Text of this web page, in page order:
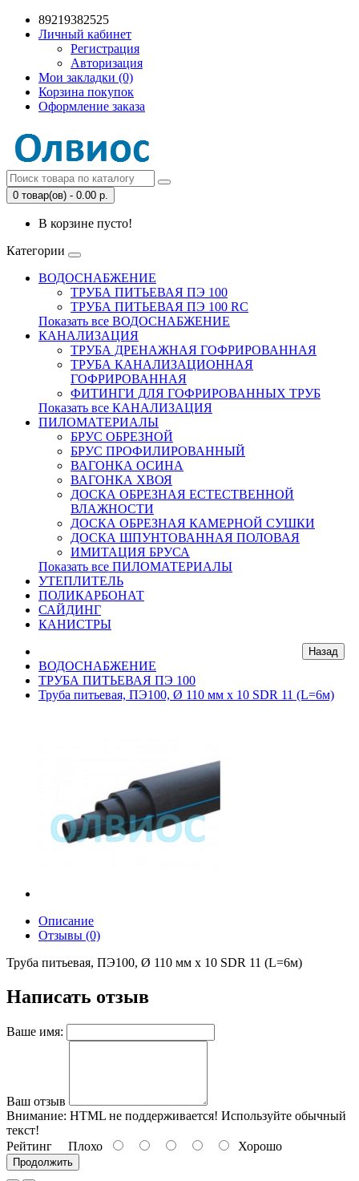
89219382525
Личный кабинет
Регистрация
Авторизация
Мои закладки (0)
Корзина покупок
Оформление заказа
0 товар(ов) - 0.00 р.
В корзине пусто!
Категории
ВОДОСНАБЖЕНИЕ
ТРУБА ПИТЬЕВАЯ ПЭ 100
ТРУБА ПИТЬЕВАЯ ПЭ 100 RC
Показать все ВОДОСНАБЖЕНИЕ
КАНАЛИЗАЦИЯ
ТРУБА ДРЕНАЖНАЯ ГОФРИРОВАННАЯ
ТРУБА КАНАЛИЗАЦИОННАЯ
ГОФРИРОВАННАЯ
ФИТИНГИ ДЛЯ ГОФРИРОВАННЫХ ТРУБ
Показать все КАНАЛИЗАЦИЯ
ПИЛОМАТЕРИАЛЫ
БРУС ОБРЕЗНОЙ
БРУС ПРОФИЛИРОВАННЫЙ
ВАГОНКА ОСИНА
ВАГОНКА ХВОЯ
ДОСКА ОБРЕЗНАЯ ЕСТЕСТВЕННОЙ
ВЛАЖНОСТИ
ДОСКА ОБРЕЗНАЯ КАМЕРНОЙ СУШКИ
ДОСКА ШПУНТОВАННАЯ ПОЛОВАЯ
ИМИТАЦИЯ БРУСА
Показать все ПИЛОМАТЕРИАЛЫ
УТЕПЛИТЕЛЬ
ПОЛИКАРБОНАТ
САЙДИНГ
КАНИСТРЫ
ВОДОСНАБЖЕНИЕ
ТРУБА ПИТЬЕВАЯ ПЭ 100
Труба питьевая, ПЭ100, Ø 110 мм x 10 SDR 11 (L=6м)
Описание
Отзывы (0)
Труба питьевая, ПЭ100, Ø 110 мм x 10 SDR 11 (L=6м)
Написать отзыв
Ваше имя:
Ваш отзыв
Внимание: HTML не поддерживается! Используйте обычный
текст!
Рейтинг Плохо Хорошо
Продолжить